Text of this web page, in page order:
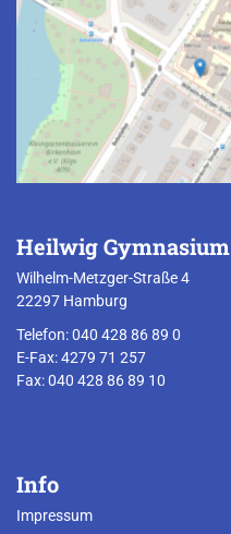
Heilwig Gymnasium
Wilhelm-Metzger-Straße 4
22297 Hamburg
Telefon: 040 428 86 89 0
E-Fax: 4279 71 257
Fax: 040 428 86 89 10
Info
Impressum